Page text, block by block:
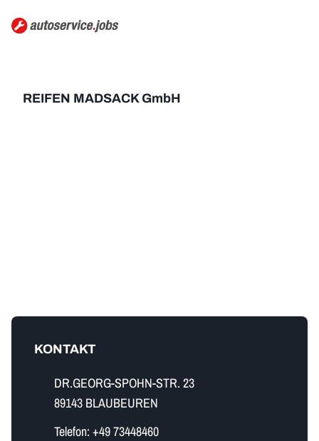
REIFEN MADSACK GmbH
KONTAKT
DR.GEORG-SPOHN-STR. 23
89143 BLAUBEUREN
Telefon: +49 73448460